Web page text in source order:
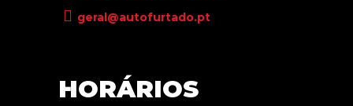
geral@autofurtado.pt
HORÁRIOS